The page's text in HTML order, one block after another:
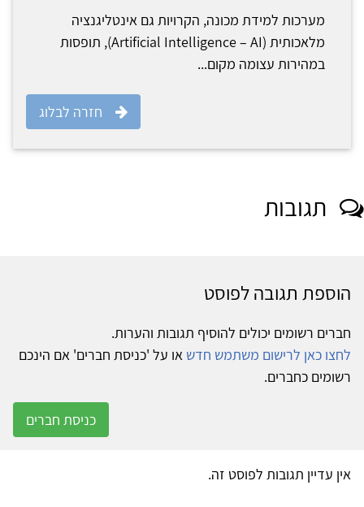
מערכות למידת מכונה, הקרויות גם אינטליגנציה
מלאכותית (Artificial Intelligence – AI), תופסות
במהירות עצומה מקום...
חזרה לבלוג
תגובות
הוספת תגובה לפוסט
חברים רשומים יכולים להוסיף תגובות והערות.
לחצו כאן לרישום משתמש חדש או על 'כניסת חברים' אם הינכם
רשומים כחברים.
כניסת חברים
אין עדיין תגובות לפוסט זה.